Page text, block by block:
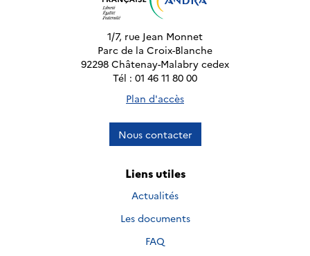
1/7, rue Jean Monnet
Parc de la Croix-Blanche
92298 Châtenay-Malabry cedex
Tél : 01 46 11 80 00
Plan d'accès
Nous contacter
Liens utiles
Actualités
Les documents
FAQ